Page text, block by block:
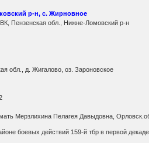
р-н, с. Жирновное
Пензенская обл., Нижне-Ломовский р-н
обл., д. Жигалово, оз. Зароновское
Мерзлихина Пелагея Давыдовна,
боевых действий 159-й тбр в первой